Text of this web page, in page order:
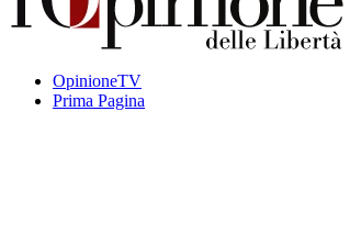
OpinioneTV
Prima Pagina